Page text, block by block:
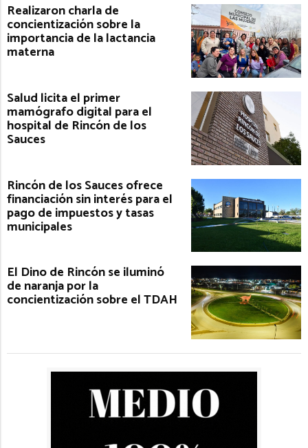
Realizaron charla de
concientización sobre la
importancia de la lactancia
materna
Salud licita el primer
mamógrafo digital para el
hospital de Rincón de los
Sauces
Rincón de los Sauces ofrece
financiación sin interés para el
pago de impuestos y tasas
municipales
El Dino de Rincón se iluminó
de naranja por la
concientización sobre el TDAH